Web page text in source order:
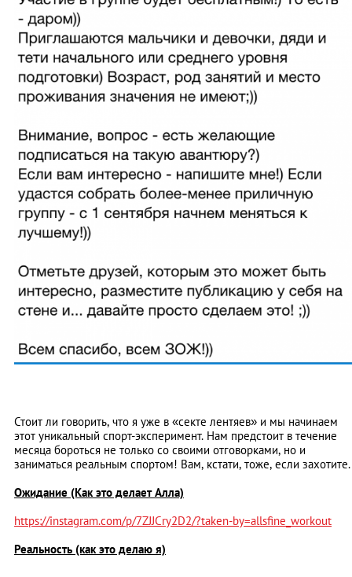
Стоит ли говорить, что я уже в «секте лентяев» и мы начинаем
этот уникальный спорт-эксперимент. Нам предстоит в течение
месяца бороться не только со своими отговорками, но и
заниматься реальным спортом! Вам, кстати, тоже, если захотите.
Ожидание (Как это делает Алла)
https://instagram.com/p/7ZJJCry2D2/?taken-by=allsfine_workout
Реальность (как это делаю я)